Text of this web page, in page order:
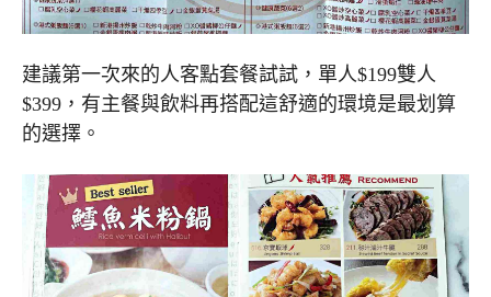
建議第一次來的人客點套餐試試，單人$199雙人
$399，有主餐與飲料再搭配這舒適的環境是最划算
的選擇。